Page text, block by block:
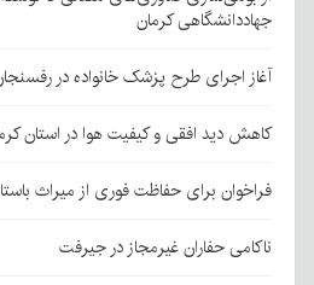
جهاددانشگاهی کرمان
آغاز اجرای طرح پزشک خانواده در
کاهش دید افقی و کیفیت هوا در استان
فراخوان برای حفاظت فوری از میراث
ناکامی حفاران غیرمجاز در جیرفت